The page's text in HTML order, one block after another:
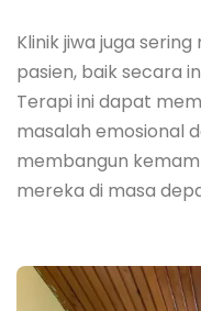
Klinik jiwa juga
pasien, baik secara
Terapi ini dapat
masalah emosional
membangun
mereka di masa